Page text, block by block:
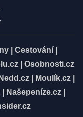
Cestování
Osobnosti.cz
Nedd.cz| Moulík.cz|
Našepeníze.cz